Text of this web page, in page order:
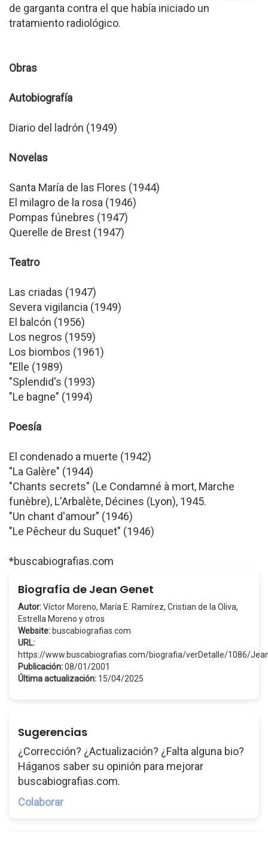
de garganta contra el que había iniciado un
tratamiento radiológico.
Obras
Autobiografía
Diario del ladrón (1949)
Novelas
Santa María de las Flores (1944)
El milagro de la rosa (1946)
Pompas fúnebres (1947)
Querelle de Brest (1947)
Teatro
Las criadas (1947)
Severa vigilancia (1949)
El balcón (1956)
Los negros (1959)
Los biombos (1961)
"Elle (1989)
"Splendid's (1993)
"Le bagne" (1994)
Poesía
El condenado a muerte (1942)
"La Galère" (1944)
"Chants secrets" (Le Condamné à mort, Marche
funèbre), L'Arbalète, Décines (Lyon), 1945.
"Un chant d'amour" (1946)
"Le Pêcheur du Suquet" (1946)
*buscabiografias.com
Biografía de Jean Genet
Autor:Víctor Moreno, María E. Ramírez, Cristian de la Oliva,
Estrella Moreno y otros
Website: buscabiografias.com
URL:
https://www.buscabiografias.com/biografia/verDetalle/1086/
Publicación:08/01/2001
Última actualización: 15/04/2025
Sugerencias
¿Corrección? ¿Actualización? ¿Falta alguna bio?
Háganos saber su opinión para mejorar
buscabiografias.com.
Colaborar